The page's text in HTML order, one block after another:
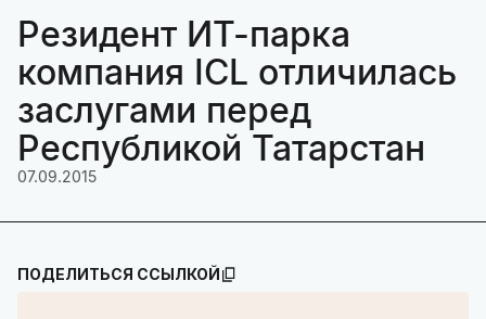
Резидент ИТ-парка
компания ICL отличилась
заслугами перед
Республикой Татарстан
07.09.2015
ПОДЕЛИТЬСЯ ССЫЛКОЙ